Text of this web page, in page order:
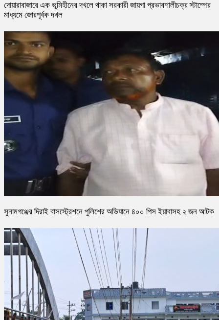
দোয়ারাবাজারে এক ভূমিহীনের দখলে থাকা সরকারী জায়গা প্রভাবশালীচক্র স্টাম্পের
মাধ্যমে জোরপূর্বক দখল
সুনামগঞ্জের দিরাই বাসস্ট্রেশনে পুলিশের অভিযানে ৪০০ পিস ইয়াবাসহ ২ জন আটক